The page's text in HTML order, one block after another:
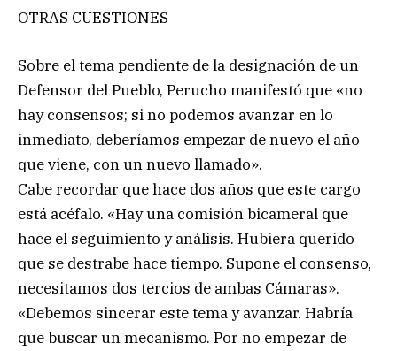
OTRAS CUESTIONES
Sobre el tema pendiente de la designación de un
Defensor del Pueblo, Perucho manifestó que «no
hay consensos; si no podemos avanzar en lo
inmediato, deberíamos empezar de nuevo el año
que viene, con un nuevo llamado».
Cabe recordar que hace dos años que este cargo
está acéfalo. «Hay una comisión bicameral que
hace el seguimiento y análisis. Hubiera querido
que se destrabe hace tiempo. Supone el consenso,
necesitamos dos tercios de ambas Cámaras».
«Debemos sincerar este tema y avanzar. Habría
que buscar un mecanismo. Por no empezar de